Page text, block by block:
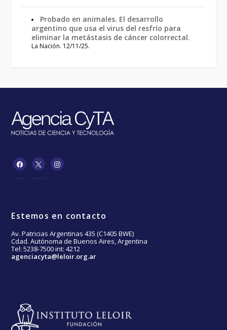
Probado en animales. El desarrollo
argentino que usa el virus del resfrío para
eliminar la metástasis de cáncer colorrectal.
La Nación. 12/11/25.
Estemos en contacto
Av. Patricias Argentinas 435 (C1405 BWE)
Cdad. Autónoma de Buenos Aires, Argentina
Tel: 5238-7500 int: 4212
agenciacyta@leloir.org.ar